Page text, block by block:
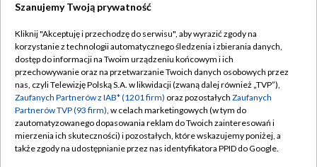
TVP
Abonament TVP
Emisja w TVP
Centrum informacji TVP
Naziemna Telewizja Cyfrowa
Regulamin TVP
Polityka prywatności
Moje zgody
Pomoc
Szanujemy Twoją prywatność
Kliknij "Akceptuję i przechodzę do serwisu", aby wyrazić zgody na
korzystanie z technologii automatycznego śledzenia i zbierania danych,
dostęp do informacji na Twoim urządzeniu końcowym i ich
przechowywanie oraz na przetwarzanie Twoich danych osobowych przez
nas, czyli Telewizję Polską S.A. w likwidacji (zwaną dalej również „TVP”),
Zaufanych Partnerów z IAB* (1201 firm) oraz pozostałych Zaufanych
Partnerów TVP (93 firm), w celach marketingowych (w tym do
zautomatyzowanego dopasowania reklam do Twoich zainteresowań i
mierzenia ich skuteczności) i pozostałych, które wskazujemy poniżej, a
także zgody na udostępnianie przez nas identyfikatora PPID do Google.